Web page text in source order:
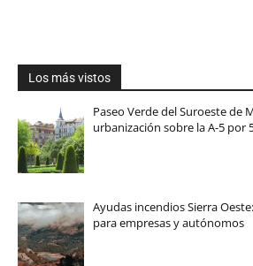
Los más vistos
Paseo Verde del Suroeste de
urbanización sobre la A-5 por
Ayudas incendios Sierra
para empresas y autónomos